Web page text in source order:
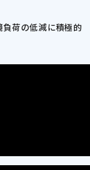
負荷の低減に積極的